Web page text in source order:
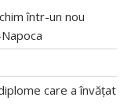
într-un nou
care a învățat